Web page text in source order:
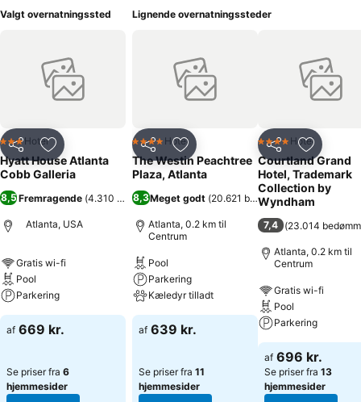
Valgt overnatningssted
Del Føj til favoritter
3 Stjerner
Hotel
Hyatt House Atlanta
Cobb Galleria
8,5Fremragende (4.310 bedømmelser)
Atlanta, USA
Gratis wi-fi
Pool
Parkering
af 669 kr.
Se priser fra 6
hjemmesider
Lignende overnatningssteder
Del Føj til favoritter
4 StjernerHotel
The Westin Peachtree
Plaza, Atlanta
8,3Meget godt (20.621 bedømmelser)
Atlanta, 0.2 km til
Centrum
Pool
Parkering
Kæledyr tilladt
af 639 kr.
Se priser fra 11
hjemmesider
Del Føj til
4 StjernerHotel
Courtland Grand
Hotel, Trademark
Collection by
Wyndham
7,4 (23.014
Atlanta, 0.2 km til
Centrum
Gratis wi-fi
Pool
Parkering
af 696 kr.
Se priser fra 13
hjemmesider